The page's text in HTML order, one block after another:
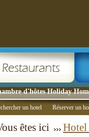
d'hôtes Holiday
un hotel Réserver un
êtes ici Hotel